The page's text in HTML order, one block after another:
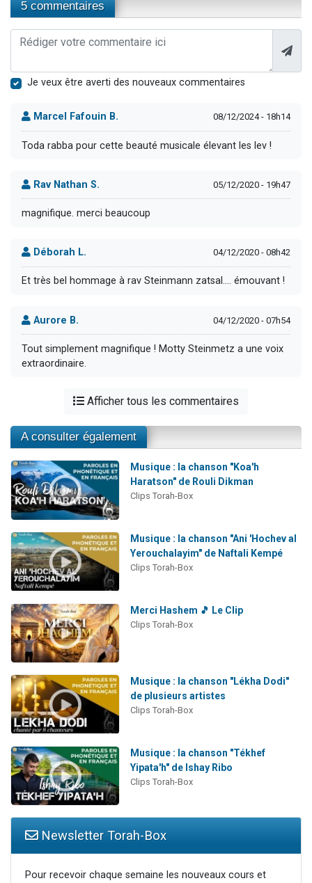
5 commentaires
Je veux être averti des nouveaux commentaires
Marcel Fafouin B. 08/12/2024 - 18h14
Toda rabba pour cette beauté musicale élevant les lev !
Rav Nathan S. 05/12/2020 - 19h47
magnifique. merci beaucoup
Déborah L. 04/12/2020 - 08h42
Et très bel hommage à rav Steinmann zatsal.... émouvant !
Aurore B. 04/12/2020 - 07h54
Tout simplement magnifique ! Motty Steinmetz a une voix
extraordinaire.
Afficher tous les commentaires
A consulter également
Musique : la chanson "Koa'h
Haratson" de Rouli Dikman
Clips Torah-Box
Musique : la chanson "Ani 'Hochev al
Yerouchalayim" de Naftali Kempé
Clips Torah-Box
Merci Hashem 🎵 Le Clip
Clips Torah-Box
Musique : la chanson "Lékha Dodi"
de plusieurs artistes
Clips Torah-Box
Musique : la chanson "Tékhef
Yipata'h" de Ishay Ribo
Clips Torah-Box
Newsletter Torah-Box
Pour recevoir chaque semaine les nouveaux cours et